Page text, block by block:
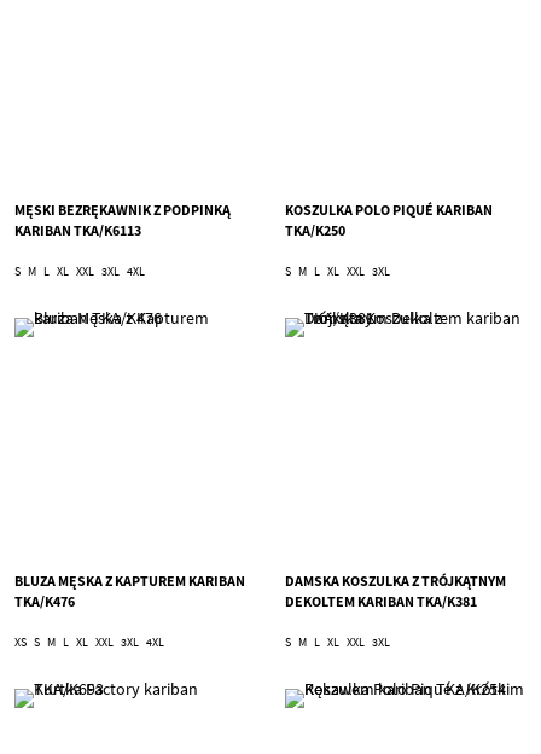
MĘSKI BEZRĘKAWNIK Z PODPINKĄ
KARIBAN TKA/K6113
S M L XL XXL 3XL 4XL
KOSZULKA POLO PIQUÉ KARIBAN
TKA/K250
S M L XL XXL 3XL
BLUZA MĘSKA Z KAPTUREM KARIBAN
TKA/K476
XS S M L XL XXL 3XL 4XL
DAMSKA KOSZULKA Z TRÓJKĄTNYM
DEKOLTEM KARIBAN TKA/K381
S M L XL XXL 3XL